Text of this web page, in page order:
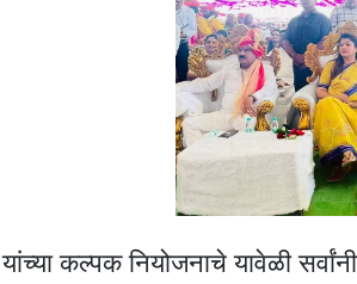
कल्पक नियोजनाचे यावेळी